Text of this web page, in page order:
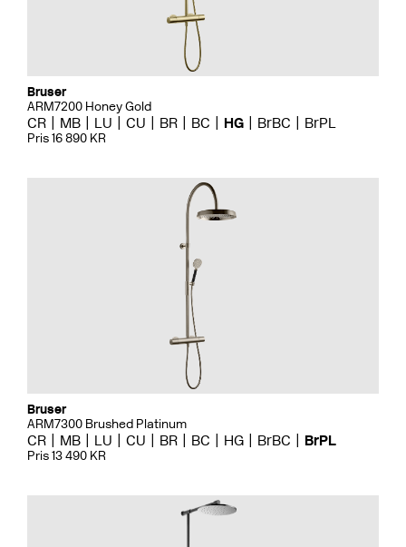
Bruser
ARM7200 Honey Gold
CR MB LU CU BR BC HG BrBC BrPL
Pris 16 890 KR
Bruser
ARM7300 Brushed Platinum
CR MB LU CU BR BC HG BrBC BrPL
Pris 13 490 KR